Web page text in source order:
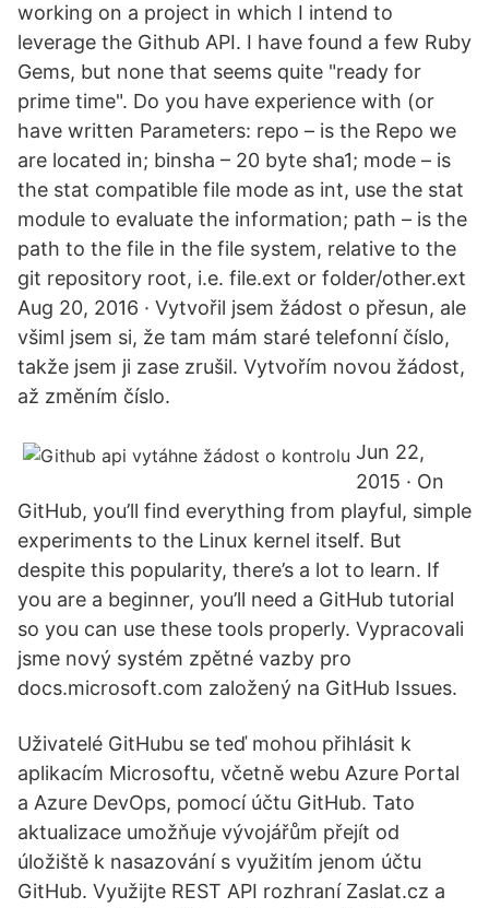
working on a project in which I intend to
leverage the Github API. I have found a few Ruby
Gems, but none that seems quite "ready for
prime time". Do you have experience with (or
have written Parameters: repo – is the Repo we
are located in; binsha – 20 byte sha1; mode – is
the stat compatible file mode as int, use the stat
module to evaluate the information; path – is the
path to the file in the file system, relative to the
git repository root, i.e. file.ext or folder/other.ext
Aug 20, 2016 · Vytvořil jsem žádost o přesun, ale
všiml jsem si, že tam mám staré telefonní číslo,
takže jsem ji zase zrušil. Vytvořím novou žádost,
až změním číslo.
Jun 22,
2015 · On
GitHub, you’ll find everything from playful, simple
experiments to the Linux kernel itself. But
despite this popularity, there’s a lot to learn. If
you are a beginner, you’ll need a GitHub tutorial
so you can use these tools properly. Vypracovali
jsme nový systém zpětné vazby pro
docs.microsoft.com založený na GitHub Issues.
Uživatelé GitHubu se teď mohou přihlásit k
aplikacím Microsoftu, včetně webu Azure Portal
a Azure DevOps, pomocí účtu GitHub. Tato
aktualizace umožňuje vývojářům přejít od
úložiště k nasazování s využitím jenom účtu
GitHub. Využijte REST API rozhraní Zaslat.cz a